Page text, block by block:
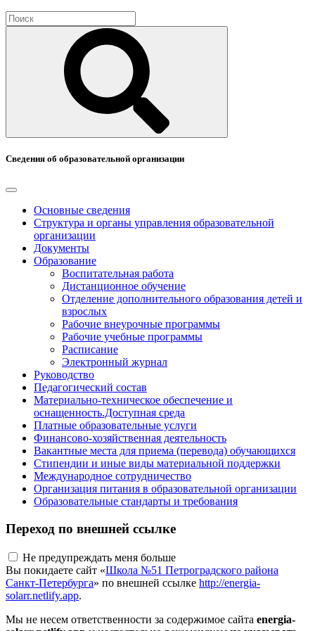
Сведения об образовательной организации
Основные сведения
Структура и органы управления образовательной
организации
Документы
Образование
Воспитательная работа
Дистанционное обучение
Отделение дополнительного образования детей и
взрослых
Рабочие внеурочные программы
Рабочие учебные программы
Расписание
Электронный журнал
Руководство
Педагогический состав
Материально-техническое обеспечение и
оснащенность.Доступная среда
Платные образовательные услуги
Финансово-хозяйственная деятельность
Вакантные места для приема (перевода) обучающихся
Стипендии и иные виды материальной поддержки
Международное сотрудничество
Организация питания в образовательной организации
Образовательные стандарты и требования
Переход по внешней ссылке
Не предупреждать меня больше
Вы покидаете сайт «Школа №51 Петроградского района
Санкт-Петербурга» по внешней ссылке http://energia-
solarr.netlify.app.
Мы не несем ответственности за содержимое сайта energia-